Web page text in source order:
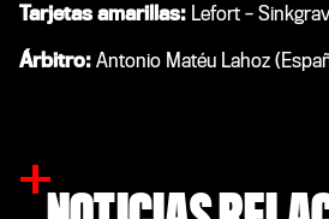
Tarjetas amarillas: Lefort –
Árbitro: Antonio Matéu Lahoz